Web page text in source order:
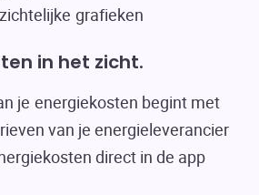
grafieken
in het zicht.
je energiekosten begint met
van je energieleverancier
direct in de app